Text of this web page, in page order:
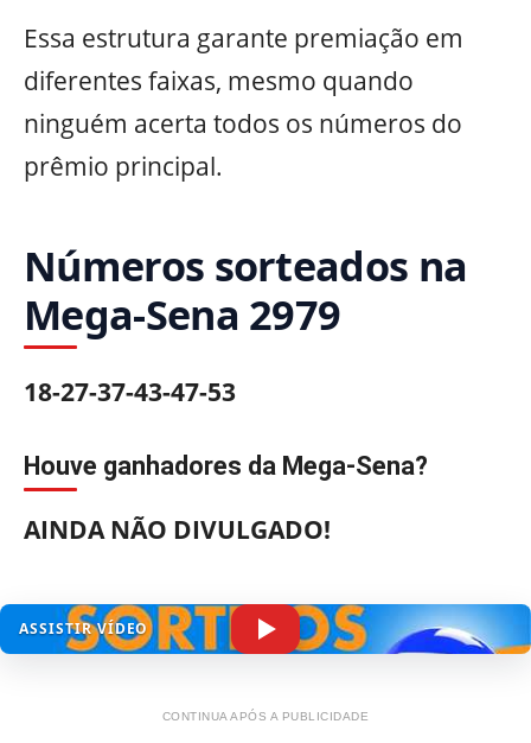
Essa estrutura garante premiação em
diferentes faixas, mesmo quando
ninguém acerta todos os números do
prêmio principal.
Números sorteados na
Mega-Sena 2979
18-27-37-43-47-53
Houve ganhadores da Mega-Sena?
AINDA NÃO DIVULGADO!
ASSISTIR VÍDEO
CONTINUA APÓS A PUBLICIDADE